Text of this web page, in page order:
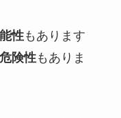
性もあります
険性もありま